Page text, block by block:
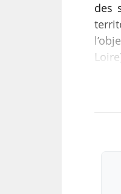
des
•